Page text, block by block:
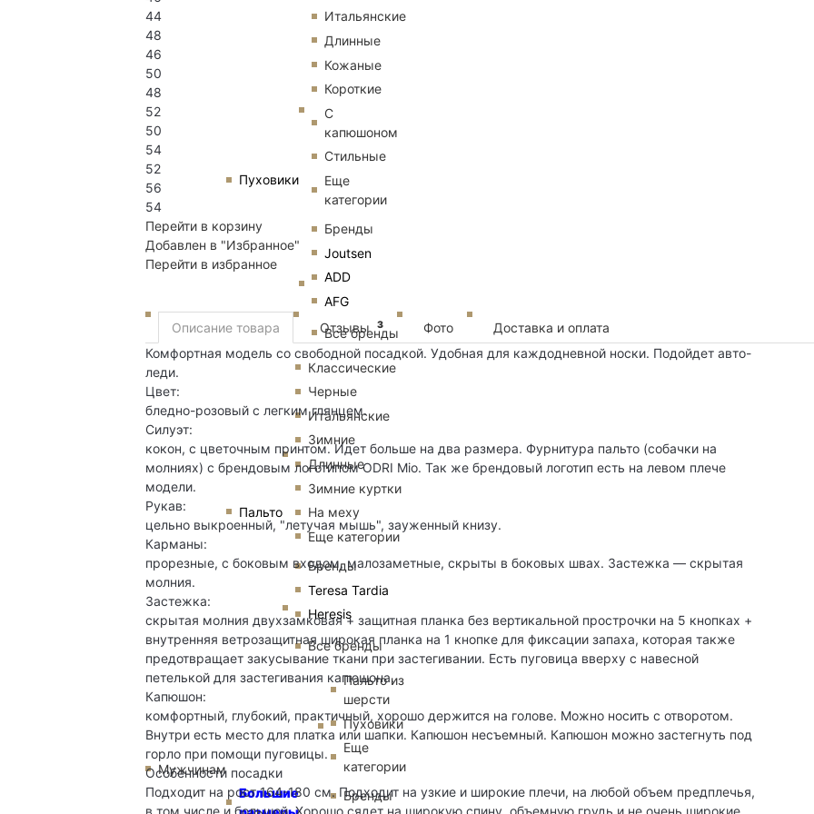
Мужчинам
Пуховики
Итальянские
Длинные
Кожаные
Короткие
С
капюшоном
Стильные
Еще
категории
Бренды
Joutsen
ADD
AFG
Все бренды
Пальто
Классические
Черные
Итальянские
Зимние
Длинные
Зимние куртки
На меху
Еще категории
Бренды
Teresa Tardia
Heresis
Все бренды
Большие
Пальто из
шерсти
Пуховики
Еще
категории
Бренды
44
48
46
50
48
52
50
54
52
56
54
Перейти в корзину
Добавлен в "Избранное"
Перейти в избранное
Описание товара Отзывы 3 Фото
Доставка и оплата
Комфортная модель со свободной посадкой. Удобная для каждодневной носки. Подойдет авто-
леди.
Цвет:
бледно-розовый с легким глянцем.
Силуэт:
кокон, с цветочным принтом. Идет больше на два размера. Фурнитура пальто (собачки на
молниях) с брендовым логотипом ODRI Mio. Так же брендовый логотип есть на левом плече
модели.
Рукав:
цельно выкроенный, "летучая мышь", зауженный книзу.
Карманы:
прорезные, с боковым входом, малозаметные, скрыты в боковых швах. Застежка — скрытая
молния.
Застежка:
скрытая молния двухзамковая + защитная планка без вертикальной прострочки на 5 кнопках +
внутренняя ветрозащитная широкая планка на 1 кнопке для фиксации запаха, которая также
предотвращает закусывание ткани при застегивании. Есть пуговица вверху с навесной
петелькой для застегивания капюшона.
Капюшон:
комфортный, глубокий, практичный, хорошо держится на голове. Можно носить с отворотом.
Внутри есть место для платка или шапки. Капюшон несъемный. Капюшон можно застегнуть под
горло при помощи пуговицы.
Особенности посадки
Подходит на рост 164-180 см. Подходит на узкие и широкие плечи, на любой объем предплечья,